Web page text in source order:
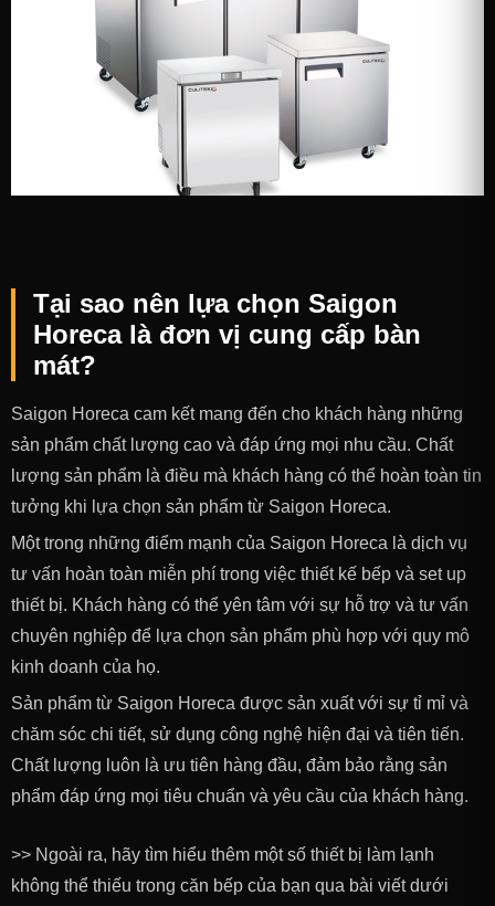
Tại sao nên lựa chọn Saigon
Horeca là đơn vị cung cấp bàn
mát?
Saigon Horeca cam kết mang đến cho khách hàng những
sản phẩm chất lượng cao và đáp ứng mọi nhu cầu. Chất
lượng sản phẩm là điều mà khách hàng có thể hoàn toàn tin
tưởng khi lựa chọn sản phẩm từ Saigon Horeca.
Một trong những điểm mạnh của Saigon Horeca là dịch vụ
tư vấn hoàn toàn miễn phí trong việc thiết kế bếp và set up
thiết bị. Khách hàng có thể yên tâm với sự hỗ trợ và tư vấn
chuyên nghiệp để lựa chọn sản phẩm phù hợp với quy mô
kinh doanh của họ.
Sản phẩm từ Saigon Horeca được sản xuất với sự tỉ mỉ và
chăm sóc chi tiết, sử dụng công nghệ hiện đại và tiên tiến.
Chất lượng luôn là ưu tiên hàng đầu, đảm bảo rằng sản
phẩm đáp ứng mọi tiêu chuẩn và yêu cầu của khách hàng.
>> Ngoài ra, hãy tìm hiểu thêm một số thiết bị làm lạnh
không thể thiếu trong căn bếp của bạn qua bài viết dưới